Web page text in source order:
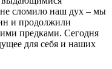
не сломило наш дух – мы
и продолжили
предками. Сегодня
для себя и наших